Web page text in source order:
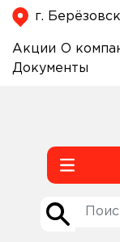
г.
Акции О
Документы